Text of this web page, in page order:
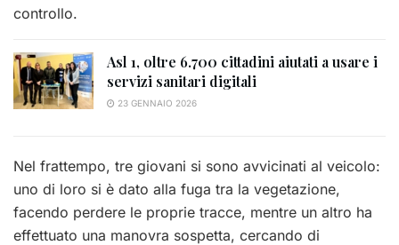
controllo.
Asl 1, oltre 6.700 cittadini aiutati a usare i
servizi sanitari digitali
23 GENNAIO 2026
Nel frattempo, tre giovani si sono avvicinati al veicolo:
uno di loro si è dato alla fuga tra la vegetazione,
facendo perdere le proprie tracce, mentre un altro ha
effettuato una manovra sospetta, cercando di